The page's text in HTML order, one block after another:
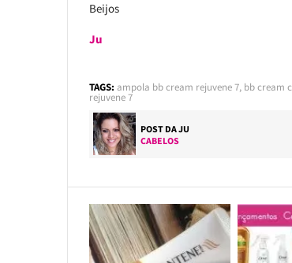
Beijos
Ju
TAGS: ampola bb cream rejuvene 7, bb cream
rejuvene 7
POST DAJU
CABELOS